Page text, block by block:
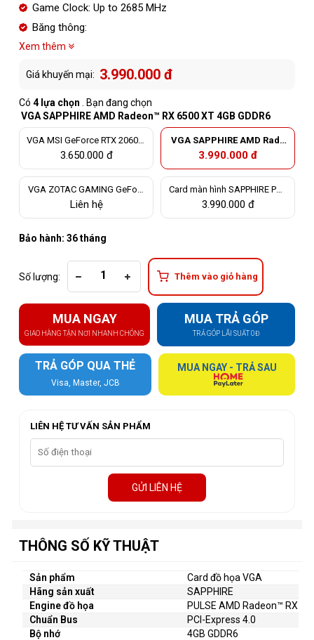
Game Clock: Up to 2685 MHz
Băng thông:
Xem thêm
Giá khuyến mại: 3.990.000 đ
Có 4 lựa chọn
. Bạn đang chọn
VGA SAPPHIRE AMD Radeon™ RX 6500 XT 4GB GDDR6
VGA MSI GeForce RTX 2060 V
ENTUS 6GB OC - lướt
3.650.000 đ
VGA SAPPHIRE AMD Rade
on™ RX 6500 XT 4GB GDDR6
3.990.000 đ
VGA ZOTAC GAMING GeForc
e GTX 1650 AMP 4G GDDR6
Liên hệ
Card màn hình SAPPHIRE PUL
SE RX 6500 XT GAMING OC 4
GB
3.990.000 đ
Bảo hành: 36 tháng
Số lượng: Thêm vào giỏ hàng
MUA NGAY
GIAO HÀNG TẬN NƠI NHANH CHÓNG
MUA TRẢ GÓP
TRẢ GÓP LÃI SUẤT 0Đ
TRẢ GÓP QUA THẺ
Visa, Master, JCB
MUA NGAY - TRẢ SAU
LIÊN HỆ TƯ VẤN SẢN PHẨM
GỬI LIÊN HỆ
THÔNG SỐ KỸ THUẬT
Sản phẩm
Card đồ họa VGA
Hãng sản xuất
SAPPHIRE
Engine đồ họa
PULSE AMD Radeon™ RX
Chuẩn Bus
PCI-Express 4.0
Bộ nhớ
4GB GDDR6